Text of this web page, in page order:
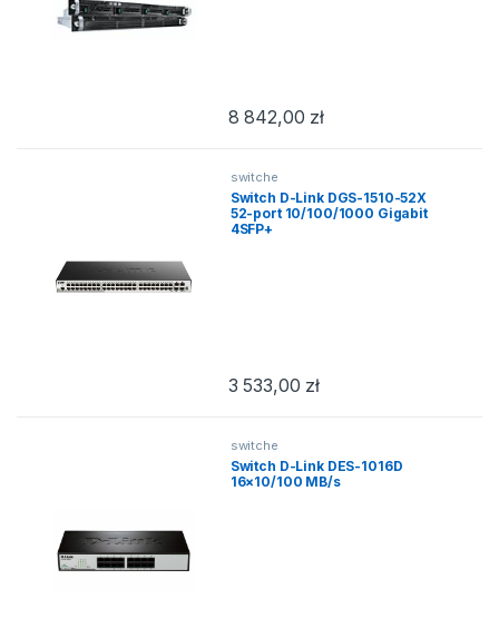
8 842,00 zł
switche
Switch D-Link DGS-1510-52X
52-port 10/100/1000 Gigabit
4SFP+
3 533,00 zł
switche
Switch D-Link DES-1016D
16×10/100 MB/s